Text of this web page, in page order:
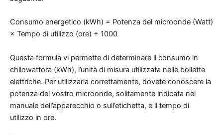
Consumo energetico (kWh) = Potenza del microonde (Watt)
× Tempo di utilizzo (ore) ÷ 1000
Questa formula vi permette di determinare il consumo in
chilowattora (kWh), l’unità di misura utilizzata nelle bollette
elettriche. Per utilizzarla correttamente, dovete conoscere la
potenza del vostro microonde, solitamente indicata nel
manuale dell’apparecchio o sull’etichetta, e il tempo di
utilizzo in ore.